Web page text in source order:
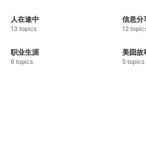
人在途中
13 topics
信息分
12
职业生涯
6 topics
美囶故
5 topics